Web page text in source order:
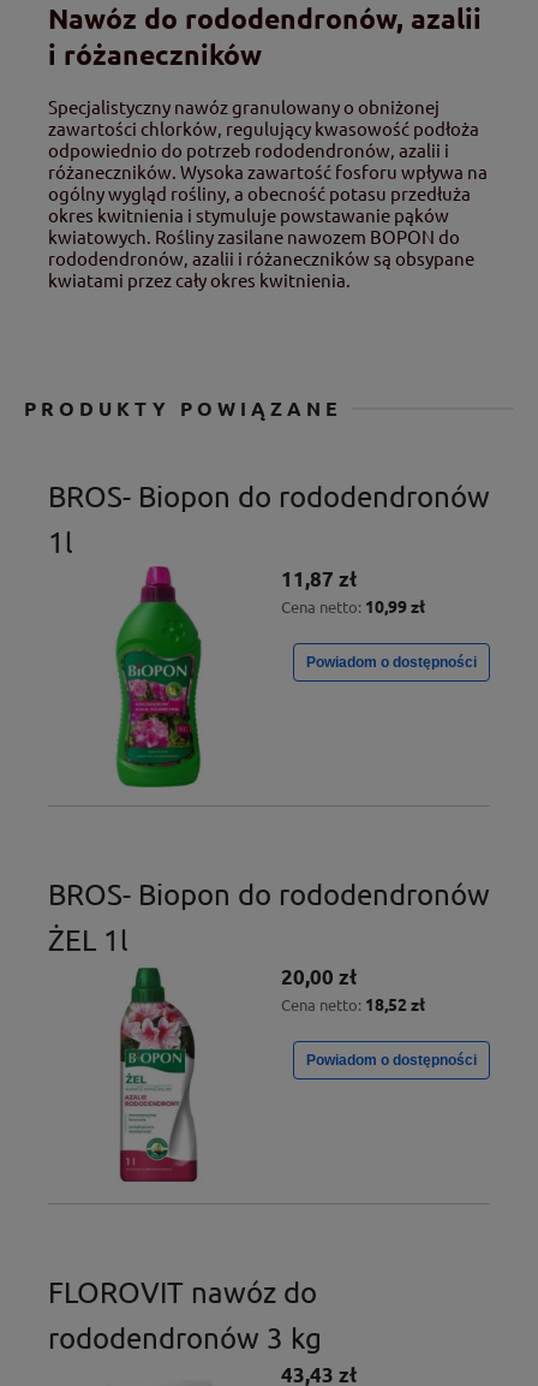
Nawóz do rododendronów, azalii
i różaneczników
Specjalistyczny nawóz granulowany o obniżonej
zawartości chlorków, regulujący kwasowość podłoża
odpowiednio do potrzeb rododendronów, azalii i
różaneczników. Wysoka zawartość fosforu wpływa na
ogólny wygląd rośliny, a obecność potasu przedłuża
okres kwitnienia i stymuluje powstawanie pąków
kwiatowych. Rośliny zasilane nawozem BOPON do
rododendronów, azalii i różaneczników są obsypane
kwiatami przez cały okres kwitnienia.
PRODUKTY POWIĄZANE
BROS- Biopon do rododendronów
1l
11,87 zł
Cena netto: 10,99 zł
Powiadom o dostępności
BROS- Biopon do rododendronów
ŻEL 1l
20,00 zł
Cena netto: 18,52 zł
Powiadom o dostępności
FLOROVIT nawóz do
rododendronów 3 kg
43,43 zł